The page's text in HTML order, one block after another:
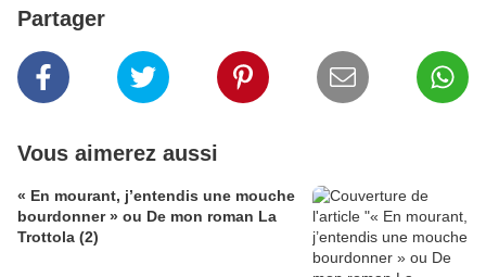
Partager
Vous aimerez aussi
« En mourant, j’entendis une mouche
bourdonner » ou De mon roman La
Trottola (2)